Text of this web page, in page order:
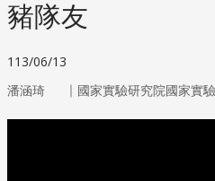
豬隊友
113/06/13
潘涵琦 ｜ 國家實驗研究院國家實